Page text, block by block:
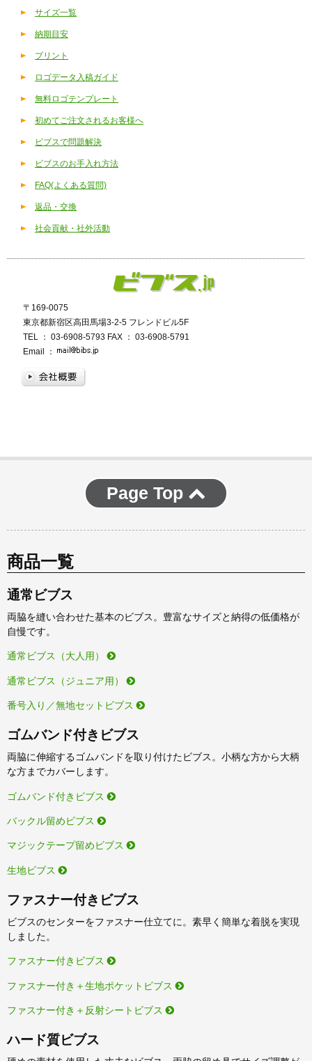
サイズ一覧
納期目安
プリント
ロゴデータ入稿ガイド
無料ロゴテンプレート
初めてご注文されるお客様へ
ビブスで問題解決
ビブスのお手入れ方法
FAQ(よくある質問)
返品・交換
社会貢献・社外活動
〒169‐0075
東京都新宿区高田馬場3-2-5 フレンドビル5F
TEL ： 03-6908-5793 FAX ： 03-6908-5791
Email ：
Page Top
商品一覧
通常ビブス
両脇を縫い合わせた基本のビブス。豊富なサイズと納得の低価格が
自慢です。
通常ビブス（大人用）
通常ビブス（ジュニア用）
番号入り／無地セットビブス
ゴムバンド付きビブス
両脇に伸縮するゴムバンドを取り付けたビブス。小柄な方から大柄
な方までカバーします。
ゴムバンド付きビブス
バックル留めビブス
マジックテープ留めビブス
生地ビブス
ファスナー付きビブス
ビブスのセンターをファスナー仕立てに。素早く簡単な着脱を実現
しました。
ファスナー付きビブス
ファスナー付き＋生地ポケットビブス
ファスナー付き＋反射シートビブス
ハード質ビブス